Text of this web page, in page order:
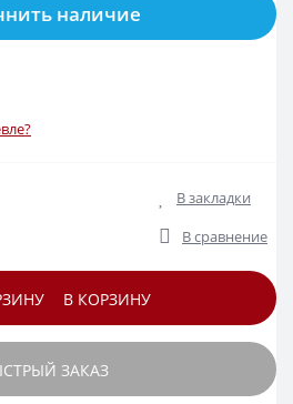
наличие
В закладки
В сравнение
В КОРЗИНУ
ЗАКАЗ